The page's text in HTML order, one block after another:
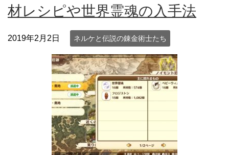
材レシピや世界霊魂の入手法
2019年2月2日 ネルケと伝説の錬金術士たち